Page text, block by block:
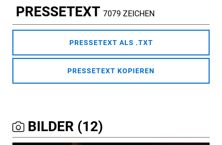
PRESSETEXT 7079 ZEICHEN
PRESSETEXT ALS .TXT
PRESSETEXT KOPIEREN
BILDER (12)